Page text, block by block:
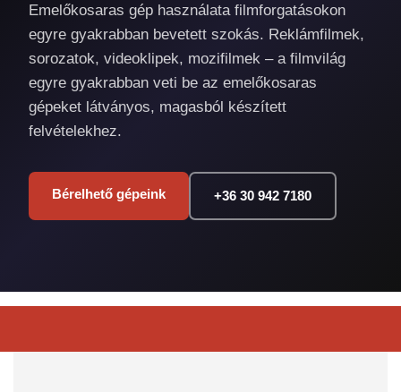
Emelőkosaras gép használata filmforgatásokon
egyre gyakrabban bevetett szokás. Reklámfilmek,
sorozatok, videoklipek, mozifilmek – a filmvilág
egyre gyakrabban veti be az emelőkosaras
gépeket látványos, magasból készített
felvételekhez.
Bérelhető gépeink +36 30 942 7180